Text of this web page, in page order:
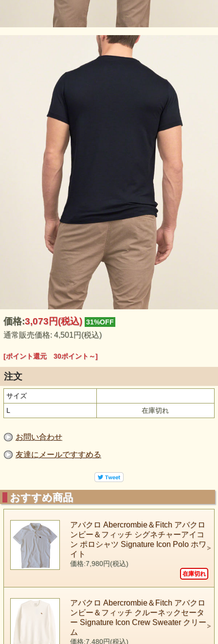
価格:3,073円(税込) 31%OFF
通常販売価格: 4,501円(税込)
[ポイント還元 30ポイント～]
注文
サイズ
L
在庫切れ
お問い合わせ
友達にメールですすめる
おすすめ商品
アバクロ Abercrombie＆Fitch アバクロ
ンビー＆フィッチ シグネチャーアイコ
ン ポロシャツ Signature Icon Polo ホワ
イト
価格:7,980円(税込)
在庫切れ
アバクロ Abercrombie＆Fitch アバクロ
ンビー＆フィッチ クルーネックセータ
ー Signature Icon Crew Sweater クリー
ム
価格:7,480円(税込)